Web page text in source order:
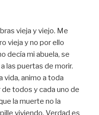
vieja y viejo. Me
vieja y no por ello
decía mi abuela, se
las puertas de morir.
vida, animo a toda
todos y cada uno de
la muerte no la
viviendo. Verdad es